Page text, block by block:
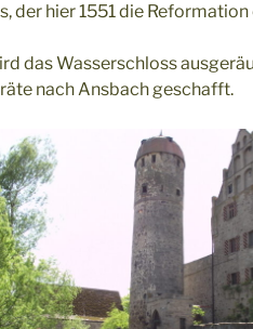
der hier 1551 die
das Wasserschloss
nach Ansbach geschafft.